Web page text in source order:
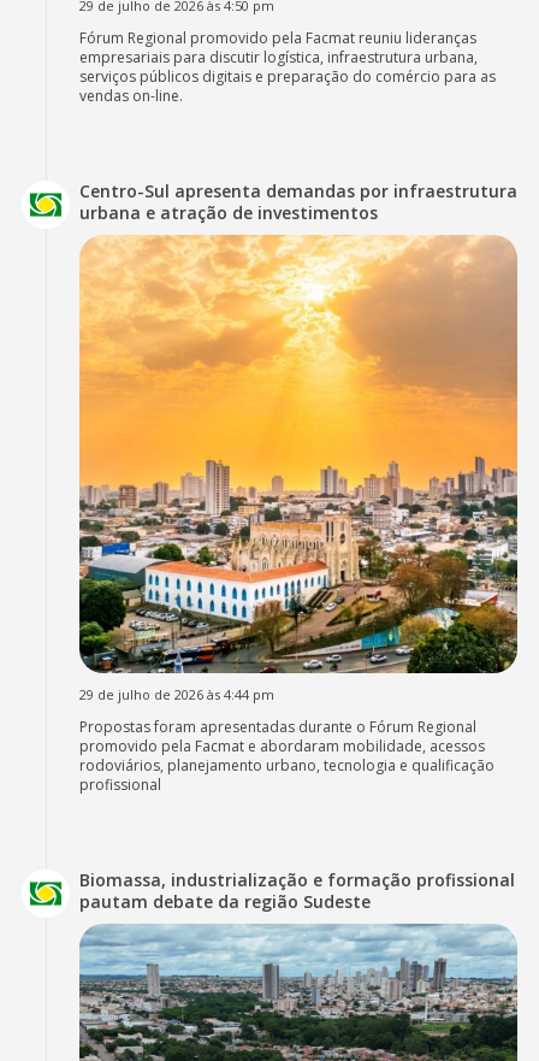
29 de julho de 2026 às 4:50 pm
Fórum Regional promovido pela Facmat reuniu lideranças
empresariais para discutir logística, infraestrutura urbana,
serviços públicos digitais e preparação do comércio para as
vendas on-line.
Centro-Sul apresenta demandas por infraestrutura
urbana e atração de investimentos
29 de julho de 2026 às 4:44 pm
Propostas foram apresentadas durante o Fórum Regional
promovido pela Facmat e abordaram mobilidade, acessos
rodoviários, planejamento urbano, tecnologia e qualificação
profissional
Biomassa, industrialização e formação profissional
pautam debate da região Sudeste